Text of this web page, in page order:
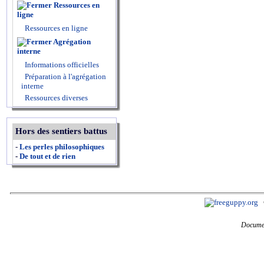
Ressources en
ligne
Ressources en ligne
Agrégation
interne
Informations officielles
Préparation à l'agrégation
interne
Ressources diverses
Hors des sentiers battus
- Les perles philosophiques
- De tout et de rien